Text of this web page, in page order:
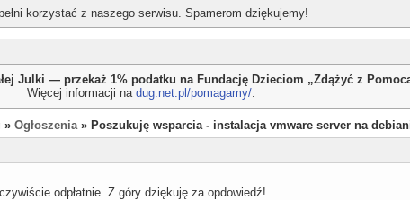
korzystać z naszego serwisu. Spamerom dziękujemy!
Julki — przekaż 1% podatku na Fundację Dzieciom „Zdążyć z
Więcej informacji na dug.net.pl/pomagamy/.
» Ogłoszenia» Poszukuję wsparcia - instalacja vmware server na
odpłatnie. Z góry dziękuję za opdowiedź!